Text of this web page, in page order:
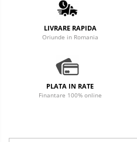
LIVRARE RAPIDA
Oriunde in Romania
PLATA IN RATE
Finantare 100% online